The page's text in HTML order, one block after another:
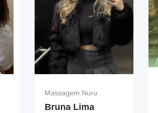
Massagem Nuru
Bruna Lima